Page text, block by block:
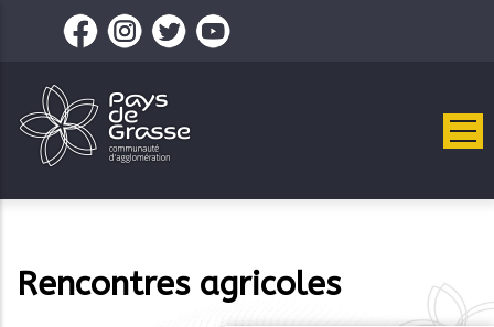
contenu
principal
Rencontres agricoles